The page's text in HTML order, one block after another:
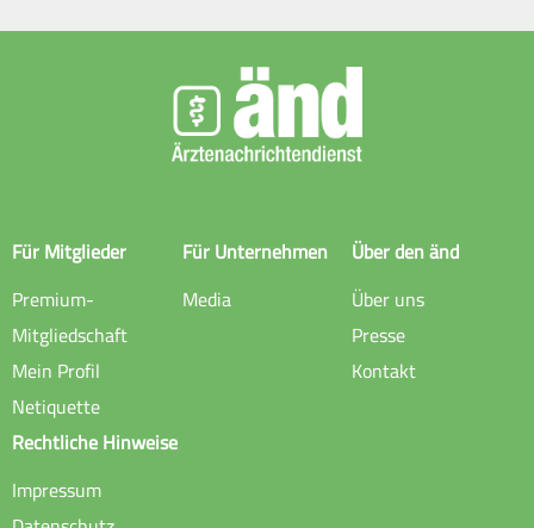
Für Mitglieder
Premium-
Mitgliedschaft
Mein Profil
Netiquette
Für Unternehmen
Media
Über den änd
Über uns
Presse
Kontakt
Rechtliche Hinweise
Impressum